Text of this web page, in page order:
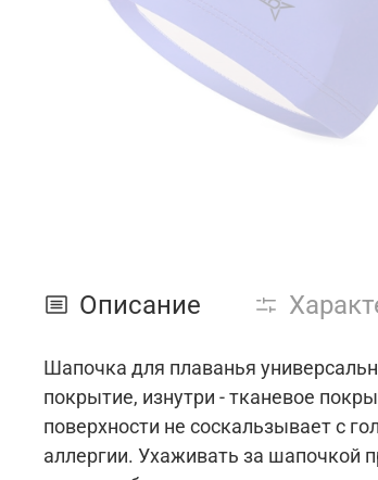
Описание
Шапочка для плаванья
покрытие, изнутри - тканевое
поверхности не соскальзывает с
аллергии. Ухаживать за шапочкой